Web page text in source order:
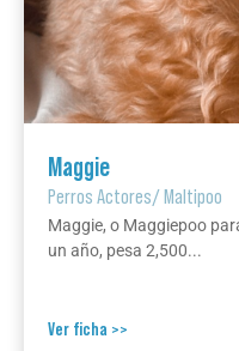
Maggie
Perros Actores/Maltipoo
Maggie, o Maggiepoo
un año, pesa 2,500...
Ver ficha >>